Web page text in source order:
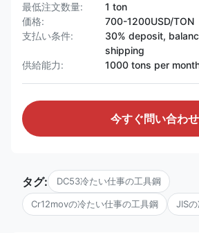
最低注文数量:
1 ton
価格:
700-1200USD/TON
支払い条件:
30% deposit,
shipping
供給能力:
1000 tons per
今すぐ問い合わせ
タグ: DC53冷たい仕事の工具鋼
Cr12movの冷たい仕事の工具鋼 JIS